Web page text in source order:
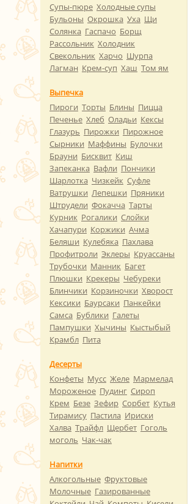
Супы-пюре Холодные супы
Бульоны Окрошка Уха Щи
Солянка Гаспачо Борщ
Рассольник Холодник
Свекольник Харчо Шурпа
Лагман Крем-суп Хаш Том ям
Выпечка
Пироги Торты Блины Пицца
Печенье Хлеб Оладьи Кексы
Глазурь Пирожки Пирожное
Сырники Маффины Булочки
Брауни Бисквит Киш
Запеканка Вафли Пончики
Шарлотка Чизкейк Суфле
Ватрушки Лепешки Пряники
Штрудели Фокачча Тарты
Курник Рогалики Слойки
Хачапури Коржики Ачма
Беляши Кулебяка Пахлава
Профитроли Эклеры Круассаны
Трубочки Манник Багет
Плюшки Крекеры Чебуреки
Блинчики Корзиночки Хворост
Кексики Баурсаки Панкейки
Самса Бублики Галеты
Пампушки Хычины Кыстыбый
Крамбл Пита
Десерты
Конфеты Мусс Желе Мармелад
Мороженое Пудинг Сироп
Крем Безе Зефир Сорбет Кутья
Тирамису Пастила Ириски
Халва Трайфл Щербет Гоголь
моголь Чак-чак
Напитки
Алкогольные Фруктовые
Молочные Газированные